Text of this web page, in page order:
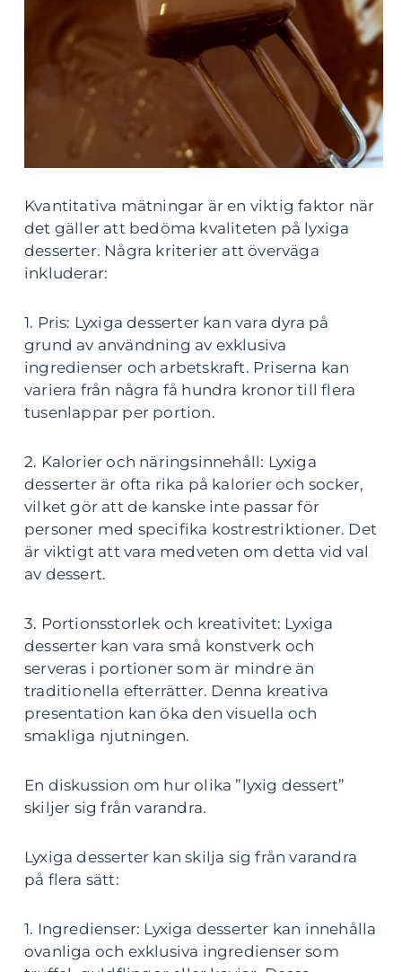
Kvantitativa mätningar är en viktig faktor när
det gäller att bedöma kvaliteten på lyxiga
desserter. Några kriterier att överväga
inkluderar:
1. Pris: Lyxiga desserter kan vara dyra på
grund av användning av exklusiva
ingredienser och arbetskraft. Priserna kan
variera från några få hundra kronor till flera
tusenlappar per portion.
2. Kalorier och näringsinnehåll: Lyxiga
desserter är ofta rika på kalorier och socker,
vilket gör att de kanske inte passar för
personer med specifika kostrestriktioner. Det
är viktigt att vara medveten om detta vid val
av dessert.
3. Portionsstorlek och kreativitet: Lyxiga
desserter kan vara små konstverk och
serveras i portioner som är mindre än
traditionella efterrätter. Denna kreativa
presentation kan öka den visuella och
smakliga njutningen.
En diskussion om hur olika ”lyxig dessert”
skiljer sig från varandra.
Lyxiga desserter kan skilja sig från varandra
på flera sätt:
1. Ingredienser: Lyxiga desserter kan innehålla
ovanliga och exklusiva ingredienser som